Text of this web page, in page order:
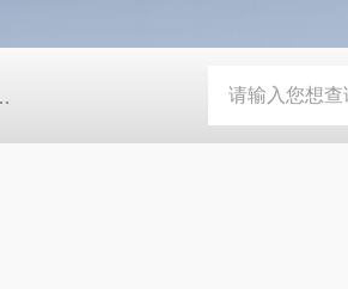
BY荸荠式糖衣机 BY-800\BY-1000八